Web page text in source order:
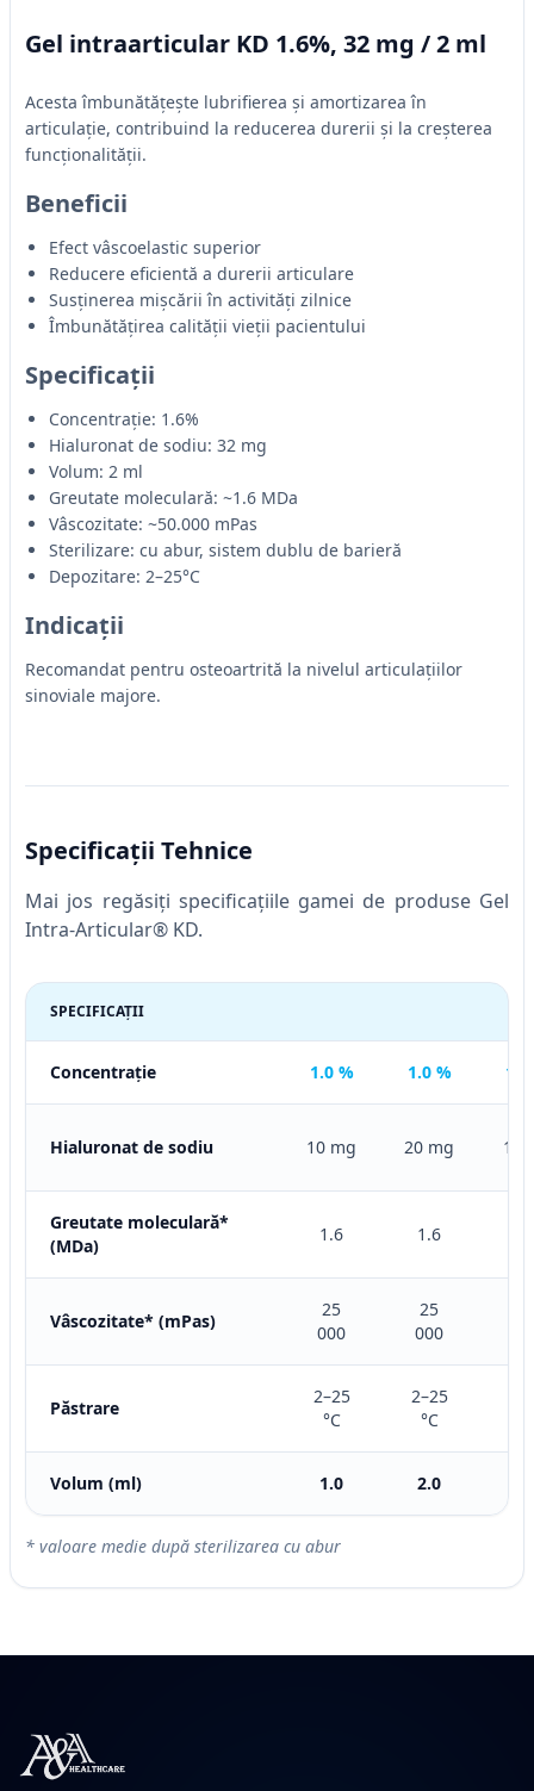
Gel intraarticular KD 1.6%, 32 mg / 2 ml
Acesta îmbunătățește lubrifierea și amortizarea în
articulație, contribuind la reducerea durerii și la creșterea
funcționalității.
Beneficii
Efect vâscoelastic superior
Reducere eficientă a durerii articulare
Susținerea mișcării în activități zilnice
Îmbunătățirea calității vieții pacientului
Specificații
Concentrație: 1.6%
Hialuronat de sodiu: 32 mg
Volum: 2 ml
Greutate moleculară: ~1.6 MDa
Vâscozitate: ~50.000 mPas
Sterilizare: cu abur, sistem dublu de barieră
Depozitare: 2–25°C
Indicații
Recomandat pentru osteoartrită la nivelul articulațiilor
sinoviale majore.
Specificații Tehnice
Mai jos regăsiți specificațiile gamei de produse Gel
Intra-Articular® KD.
SPECIFICAȚII
Concentrație 1.0 % 1.0 % 1.6
Hialuronat de sodiu 10 mg 20 mg 16
Greutate moleculară*
(MDa)
1.6 1.6
Vâscozitate* (mPas)
25
000
25
000
Păstrare
2–25
°C
2–25
°C
Volum (ml) 1.0 2.0
* valoare medie după sterilizarea cu abur